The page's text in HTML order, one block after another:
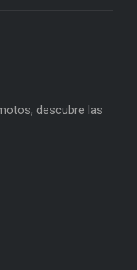
descubre las